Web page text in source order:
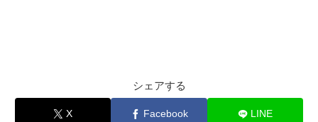
シェアする
X Facebook LINE